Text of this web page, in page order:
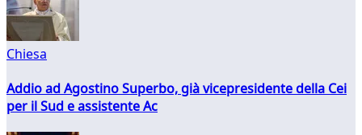
Chiesa
Addio ad Agostino Superbo, già vicepresidente della Cei
per il Sud e assistente Ac